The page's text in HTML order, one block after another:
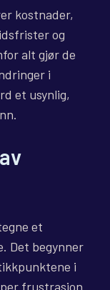
kostnader,
og
alt gjør de
i
et usynlig,
et
Det begynner
i
frustrasjon